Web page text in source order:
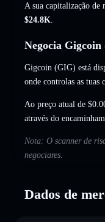
A sua capitalização de
$24.8K
Negocia
Gigcoin (GIG) está
onde controlas as tuas
Ao preço atual de
através do
Nota: O scanner de
negociares.
Dados de